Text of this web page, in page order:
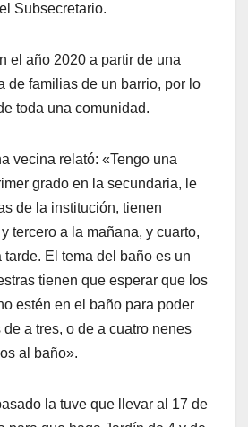
Subsecretario.
el año 2020 a partir de una
de familias de un barrio, por lo
toda una comunidad.
vecina relató: «Tengo una
grado en la secundaria, le
de la institución, tienen
tercero a la mañana, y cuarto,
El tema del baño es un
tienen que esperar que los
estén en el baño para poder
de a tres, o de a cuatro nenes
al baño».
la tuve que llevar al 17 de